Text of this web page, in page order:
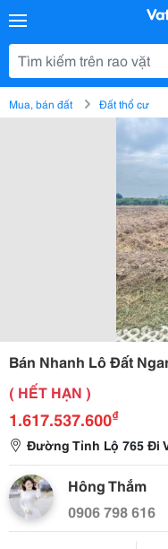
Mua, bán đất Đất thổ cư
Bán Nhanh Lô Đất
( HẾT HẠN )
1.617.537.600₫
Đường Tỉnh Lộ 765 Đi
Hông Thắm
0906 798 616